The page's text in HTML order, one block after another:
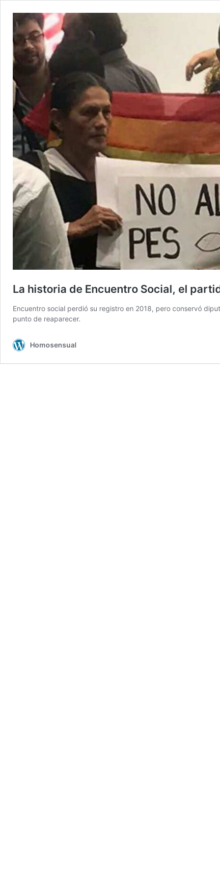
La historia de Encuentro Social, el
Encuentro social perdió su registro en 2018, pero conservó
punto de reaparecer.
Homosensual